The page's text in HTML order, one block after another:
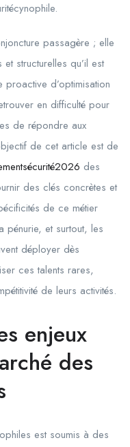
passagère ; elle
structurelles qu’il est
proactive d’optimisation
en difficulté pour
de répondre aux
de cet article est de
des
des clés concrètes et
de ce métier
pénurie, et surtout, les
déployer dès
ces talents rares,
de leurs activités.
enjeux
des
est soumis à des